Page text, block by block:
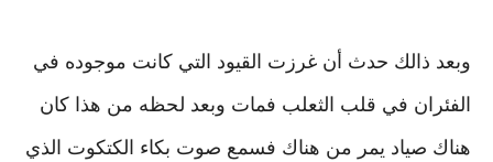
وبعد ذالك حدث أن غرزت القيود التي كانت موجوده في
الفئران في قلب الثعلب فمات وبعد لحظه من هذا كان
هناك صياد يمر من هناك فسمع صوت بكاء الكتكوت الذي